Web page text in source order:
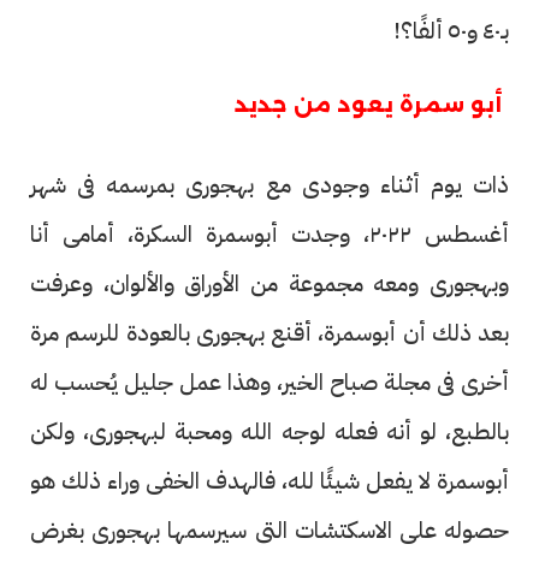
بـ٤٠ و٥٠ ألفًا؟!
أبو سمرة يعود من جديد
ذات يوم أثناء وجودى مع بهجورى بمرسمه فى شهر
أغسطس ٢٠٢٢، وجدت أبوسمرة السكرة، أمامى أنا
وبهجورى ومعه مجموعة من الأوراق والألوان، وعرفت
بعد ذلك أن أبوسمرة، أقنع بهجورى بالعودة للرسم مرة
أخرى فى مجلة صباح الخير، وهذا عمل جليل يُحسب له
بالطبع، لو أنه فعله لوجه الله ومحبة لبهجورى، ولكن
أبوسمرة لا يفعل شيئًا لله، فالهدف الخفى وراء ذلك هو
حصوله على الاسكتشات التى سيرسمها بهجورى بغرض